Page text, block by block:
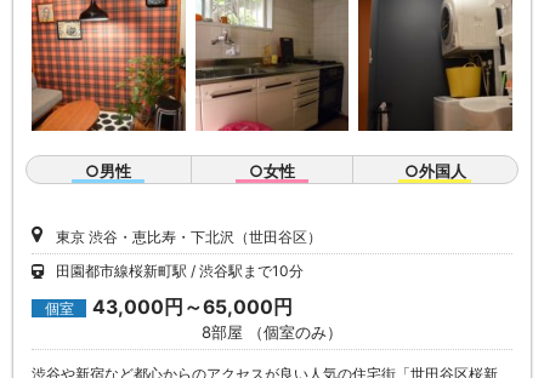
○男性 ○女性 ○外国人
東京 渋谷・恵比寿・下北沢（世田谷区）
田園都市線桜新町駅
渋谷駅まで10分
個室 43,000円～65,000円
8部屋 （個室のみ）
渋谷や新宿など都心からのアクセスが良い人気の住宅街「世田谷区桜新